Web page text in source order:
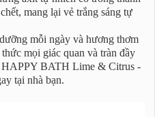
mang lại vẻ trắng sáng tự
mỗi ngày và hương thơm
mọi giác quan và tràn đầy
HAPPY BATH Lime & Citrus -
tại nhà bạn.